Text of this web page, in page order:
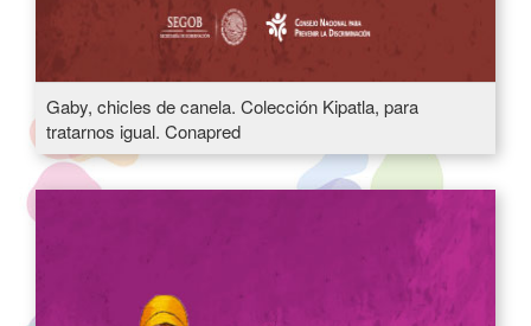
Gaby, chicles de canela. Colección Kipatla, para
tratarnos igual. Conapred